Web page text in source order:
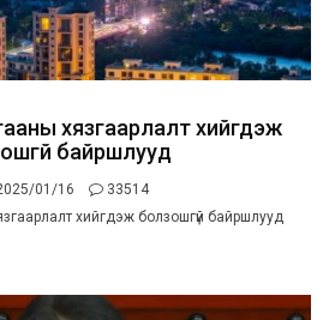
хязгаарлалт хийгдэж
байршлууд
01/16
33514
хийгдэж болзошгүй байршлууд